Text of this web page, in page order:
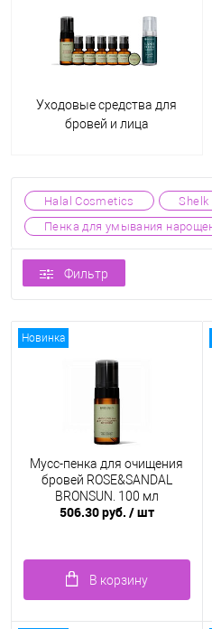
Уходовые средства для
бровей и лица
Halal Cosmetics
Пенка для умывания
Фильтр
Новинка
Мусс-пенка для очищения
бровей ROSE&SANDAL
BRONSUN, 100 мл
506.30 руб. / шт
В корзину